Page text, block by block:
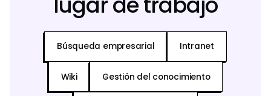
Búsqueda empresarial Intranet
Wiki Gestión del conocimiento